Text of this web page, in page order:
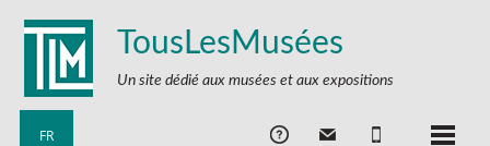
TousLesMusées
Un site dédié aux musées et aux expositions
FR